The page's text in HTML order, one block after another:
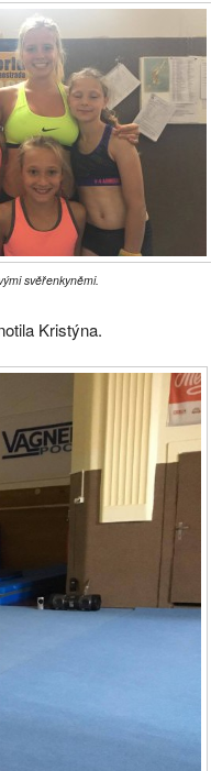
svěřenkyněmi.
Kristýna.